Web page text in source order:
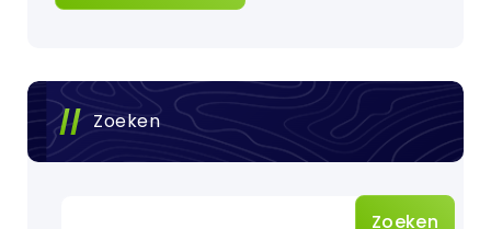
Zoeken
Zoeken